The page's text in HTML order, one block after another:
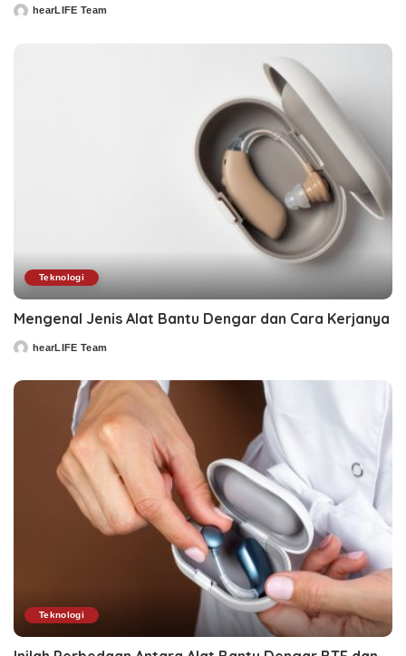
PostedhearLIFE Team
Teknologi
Mengenal Jenis Alat Bantu Dengar dan Cara Kerjanya
PostedhearLIFE Team
Teknologi